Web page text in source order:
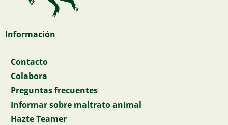
Información
Contacto
Colabora
Preguntas frecuentes
Informar sobre maltrato animal
Hazte Teamer